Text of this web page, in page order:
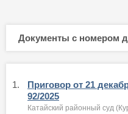
Документы с номером
1.
Приговор от 21
92/2025
Катайский районный суд